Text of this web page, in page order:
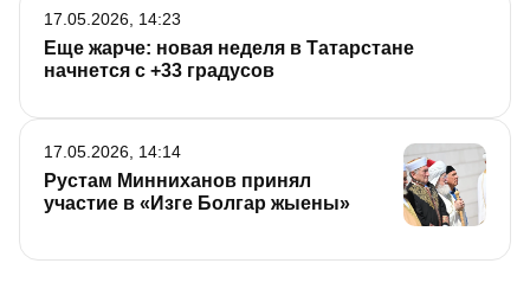
Еще жарче: новая неделя в Татарстане
начнется с +33 градусов
17.05.2026, 14:23
Рустам Минниханов принял
участие в «Изге Болгар жыены»
17.05.2026, 14:14